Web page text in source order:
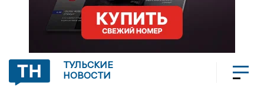
ТУЛЬСКИЕ
НОВОСТИ